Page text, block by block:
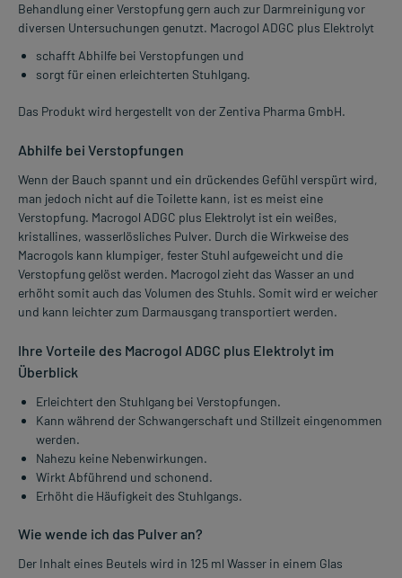
Behandlung einer Verstopfung gern auch zur Darmreinigung vor
diversen Untersuchungen genutzt. Macrogol ADGC plus Elektrolyt
schafft Abhilfe bei Verstopfungen und
sorgt für einen erleichterten Stuhlgang.
Das Produkt wird hergestellt von der Zentiva Pharma GmbH.
Abhilfe bei Verstopfungen
Wenn der Bauch spannt und ein drückendes Gefühl verspürt wird,
man jedoch nicht auf die Toilette kann, ist es meist eine
Verstopfung. Macrogol ADGC plus Elektrolyt ist ein weißes,
kristallines, wasserlösliches Pulver. Durch die Wirkweise des
Macrogols kann klumpiger, fester Stuhl aufgeweicht und die
Verstopfung gelöst werden. Macrogol zieht das Wasser an und
erhöht somit auch das Volumen des Stuhls. Somit wird er weicher
und kann leichter zum Darmausgang transportiert werden.
Ihre Vorteile des Macrogol ADGC plus Elektrolyt im
Überblick
Erleichtert den Stuhlgang bei Verstopfungen.
Kann während der Schwangerschaft und Stillzeit eingenommen
werden.
Nahezu keine Nebenwirkungen.
Wirkt Abführend und schonend.
Erhöht die Häufigkeit des Stuhlgangs.
Wie wende ich das Pulver an?
Der Inhalt eines Beutels wird in 125 ml Wasser in einem Glas